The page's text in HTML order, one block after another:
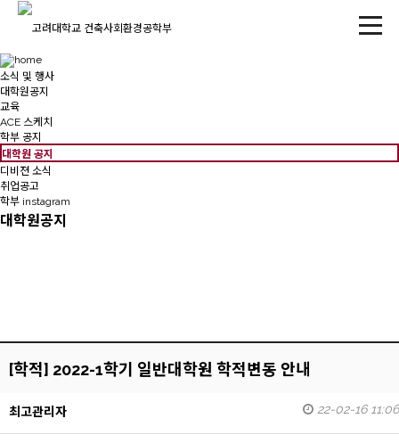
소식 및 행사
대학원공지
교육
ACE 스케치
학부 공지
대학원 공지
디비젼 소식
취업공고
학부 instagram
대학원공지
[학적] 2022-1학기 일반대학원 학적변동 안내
최고관리자 22-02-16 11:06